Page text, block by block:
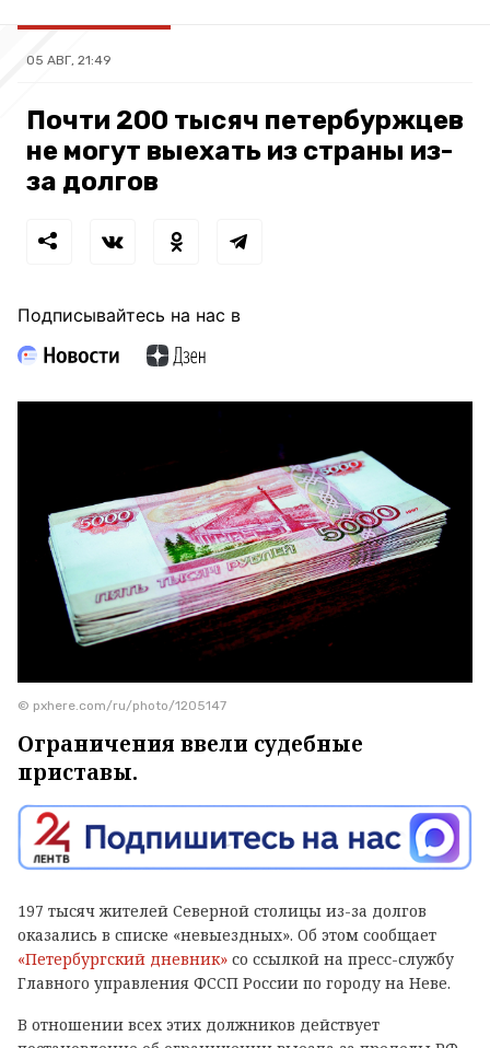
05 АВГ, 21:49
Почти 200 тысяч петербуржцев
не могут выехать из страны из-
за долгов
Подписывайтесь на нас в
© pxhere.com/ru/photo/1205147
Ограничения ввели судебные
приставы.
197 тысяч жителей Северной столицы из-за долгов
оказались в списке «невыездных». Об этом сообщает
«Петербургский дневник» со ссылкой на пресс-службу
Главного управления ФССП России по городу на Неве.
В отношении всех этих должников действует